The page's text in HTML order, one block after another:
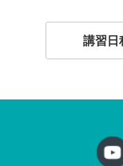
講習日